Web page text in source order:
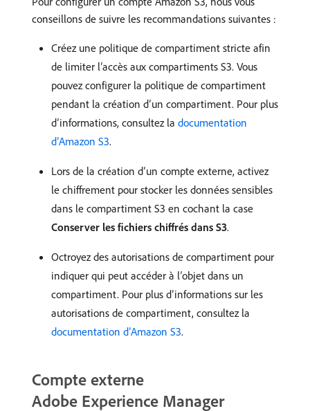
conseillons de suivre les recommandations suivantes :
Créez une politique de compartiment stricte afin
de limiter l’accès aux compartiments S3. Vous
pouvez configurer la politique de compartiment
pendant la création d’un compartiment. Pour plus
d’informations, consultez la documentation
d’Amazon S3.
Lors de la création d’un compte externe, activez
le chiffrement pour stocker les données sensibles
dans le compartiment S3 en cochant la case
Conserver les fichiers chiffrés dans S3.
Octroyez des autorisations de compartiment pour
indiquer qui peut accéder à l’objet dans un
compartiment. Pour plus d’informations sur les
autorisations de compartiment, consultez la
documentation d’Amazon S3.
Compte externe
Adobe Experience Manager